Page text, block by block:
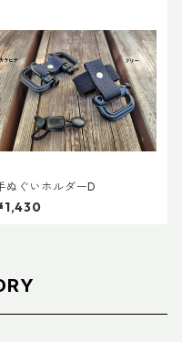
ぬぐいホルダーD